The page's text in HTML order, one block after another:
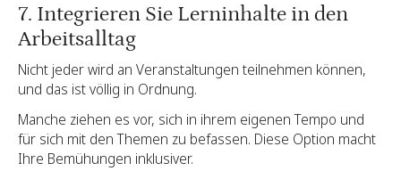
7. Integrieren Sie Lerninhalte in den
Arbeitsalltag
Nicht jeder wird an Veranstaltungen teilnehmen können,
und das ist völlig in Ordnung.
Manche ziehen es vor, sich in ihrem eigenen Tempo und
für sich mit den Themen zu befassen. Diese Option macht
Ihre Bemühungen inklusiver.